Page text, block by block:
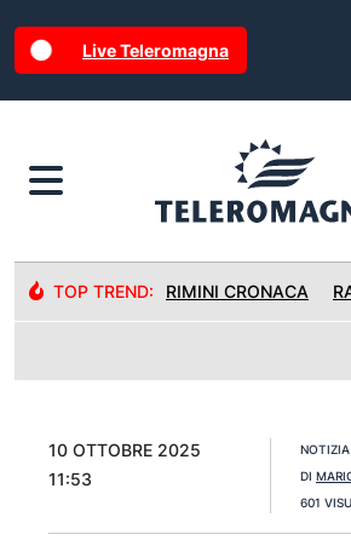
Live Teleromagna
TOP TREND: RIMINI CRONACA
10 OTTOBRE 2025
11:53
NOTIZIA
DI
601